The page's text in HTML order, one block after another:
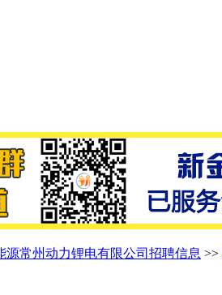
源常州动力锂电有限公司招聘信息 >>